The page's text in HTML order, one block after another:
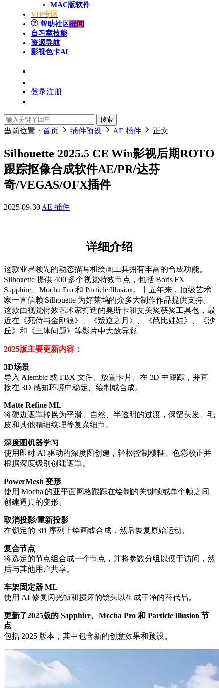
MAC版软件
VIP专区
帮助社区提问
自习室技能
资源导航
影视色卡AI
登录注册
搜索
当前位置： 首页 插件预设 AE 插件 正文
Silhouette 2025.5 CE Win影视后期ROTO
跟踪抠像合成软件AE/PR/达芬
奇/VEGAS/OFX插件
2025-09-30 AE 插件
详细介绍
这款业界领先的动态描写和绘画工具拥有丰富的合成功能。
Silhouette 提供 400 多个视觉特效节点，包括 Boris FX
Sapphire、Mocha Pro 和 Particle Illusion。十五年来，顶级艺术
家一直信赖 Silhouette 为好莱坞的众多大制作作品提供支持。
这款由视觉特效艺术家打造的奥斯卡和艾美奖获奖工具包，最
近在《死侍与金刚狼》、《叛逆之月》、《芭比娃娃》、《沙
丘》和《三体问题》等影片中大放异彩。
2025版主要更新内容：
3D场景
导入 Alembic 或 FBX 文件、放置卡片、在 3D 中跟踪，并直
接在 3D 感知环境中稳定、绘制或合成。
Matte Refine ML
将硬边遮罩转换为平滑、自然、半透明的过渡，保留头发、毛
皮和其他精细纹理等复杂细节。
深度图机器学习
使用即时 AI 驱动的深度图创建，轻松控制模糊、色彩校正并
根据深度级别创建遮罩。
PowerMesh 变形
使用 Mocha 的亚平面网格跟踪在绘制的关键帧或单个帧之间
创建逼真的变形。
取消投影/重新投影
在锁定的 3D 序列上绘画或合成，然后恢复原始运动。
复合节点
将选定的节点组合成一个节点，并将参数分组以便于访问，然
后与其他用户共享。
车架固定器 ML
使用 AI 修复闪光帧和损坏的镜头以生成干净的替代品。
更新了2025版的 Sapphire、Mocha Pro 和 Particle Illusion 节
点
包括 2025 版本，其中包含新的创意效果和预设。